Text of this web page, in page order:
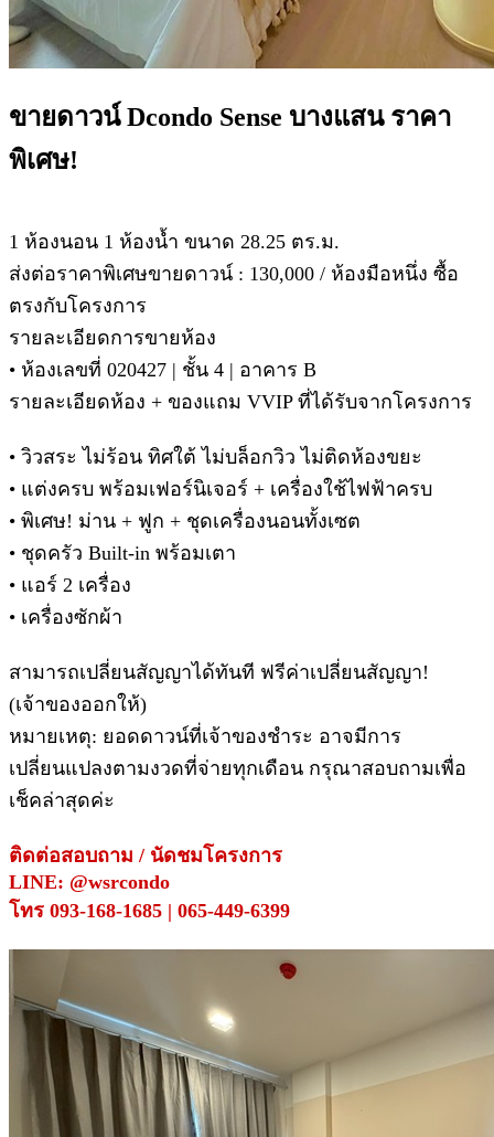
ขายดาวน์ Dcondo Sense บางแสน ราคา
พิเศษ!
1 ห้องนอน 1 ห้องน้ำ ขนาด 28.25 ตร.ม.
ส่งต่อราคาพิเศษขายดาวน์ : 130,000 / ห้องมือหนึ่ง ซื้อ
ตรงกับโครงการ
รายละเอียดการขายห้อง
• ห้องเลขที่ 020427 | ชั้น 4 | อาคาร B
รายละเอียดห้อง + ของแถม VVIP ที่ได้รับจากโครงการ
• วิวสระ ไม่ร้อน ทิศใต้ ไม่บล็อกวิว ไม่ติดห้องขยะ
• แต่งครบ พร้อมเฟอร์นิเจอร์ + เครื่องใช้ไฟฟ้าครบ
• พิเศษ! ม่าน + ฟูก + ชุดเครื่องนอนทั้งเซต
• ชุดครัว Built-in พร้อมเตา
• แอร์ 2 เครื่อง
• เครื่องซักผ้า
สามารถเปลี่ยนสัญญาได้ทันที ฟรีค่าเปลี่ยนสัญญา!
(เจ้าของออกให้)
หมายเหตุ: ยอดดาวน์ที่เจ้าของชำระ อาจมีการ
เปลี่ยนแปลงตามงวดที่จ่ายทุกเดือน กรุณาสอบถามเพื่อ
เช็คล่าสุดค่ะ
ติดต่อสอบถาม / นัดชมโครงการ
LINE: @wsrcondo
โทร 093-168-1685 | 065-449-6399